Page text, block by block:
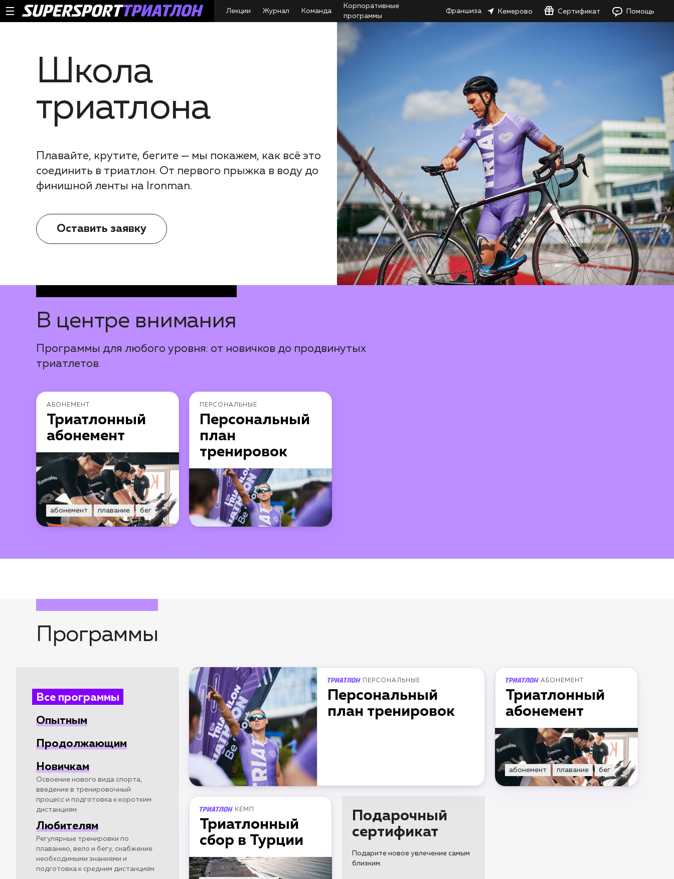
Лекции Журнал Команда
Корпоративные
программы
Франшиза Кемерово Сертификат Помощь
Школа
триатлона
Плавайте, крутите, бегите — мы покажем, как всё это
соединить в триатлон. От первого прыжка в воду до
финишной ленты на Ironman.
Оставить заявку
В центре внимания
Программы для любого уровня: от новичков до продвинутых
триатлетов.
АБОНЕМЕНТ
Триатлонный
абонемент
абонемент плавание бег
ПЕРСОНАЛЬНЫЕ
Персональный
план
тренировок
Программы
Все программы
Опытным
Продолжающим
Новичкам
Освоение нового вида спорта,
введение в тренировочный
процесс и подготовка к коротким
дистанциям
Любителям
Регулярные тренировки по
плаванию, вело и бегу, снабжение
необходимыми знаниями и
подготовка к средним дистанциям
ПЕРСОНАЛЬНЫЕ
Персональный
план тренировок
АБОНЕМЕНТ
Триатлонный
абонемент
абонемент плавание бег
КЕМП
Триатлонный
сбор в Турции
Подарочный
сертификат
Подарите новое увлечение самым
близким.